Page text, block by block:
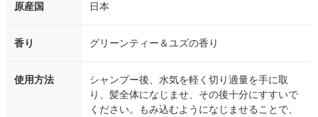
原産国 日本
香り グリーンティー＆ユズの香り
使用方法
シャンプー後、水気を軽く切り適量を手に取
り、髪全体になじませ、その後十分にすすいで
ください。もみ込むようになじませることで、